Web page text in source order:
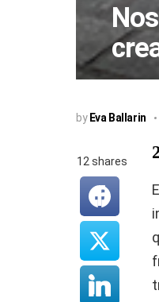
by Eva Ballarin
12shares